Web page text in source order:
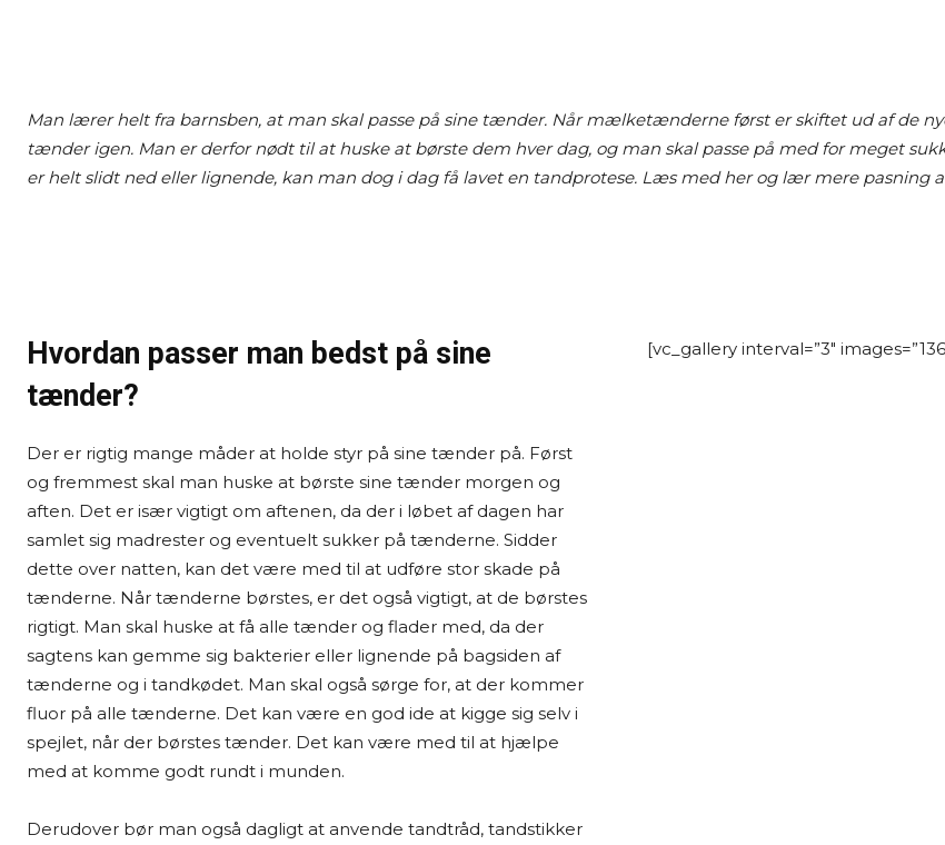
Man lærer helt fra barnsben, at man skal passe på sine tænder. Når mælketænderne først er skiftet ud af de
tænder igen. Man er derfor nødt til at huske at børste dem hver dag, og man skal passe på med for meget
er helt slidt ned eller lignende, kan man dog i dag få lavet en tandprotese. Læs med her og lær mere
Hvordan passer man bedst på sine
tænder?
Der er rigtig mange måder at holde styr på sine tænder på. Først
og fremmest skal man huske at børste sine tænder morgen og
aften. Det er især vigtigt om aftenen, da der i løbet af dagen har
samlet sig madrester og eventuelt sukker på tænderne. Sidder
dette over natten, kan det være med til at udføre stor skade på
tænderne. Når tænderne børstes, er det også vigtigt, at de børstes
rigtigt. Man skal huske at få alle tænder og flader med, da der
sagtens kan gemme sig bakterier eller lignende på bagsiden af
tænderne og i tandkødet. Man skal også sørge for, at der kommer
fluor på alle tænderne. Det kan være en god ide at kigge sig selv i
spejlet, når der børstes tænder. Det kan være med til at hjælpe
med at komme godt rundt i munden.
Derudover bør man også dagligt at anvende tandtråd, tandstikker
[vc_gallery interval=”3″